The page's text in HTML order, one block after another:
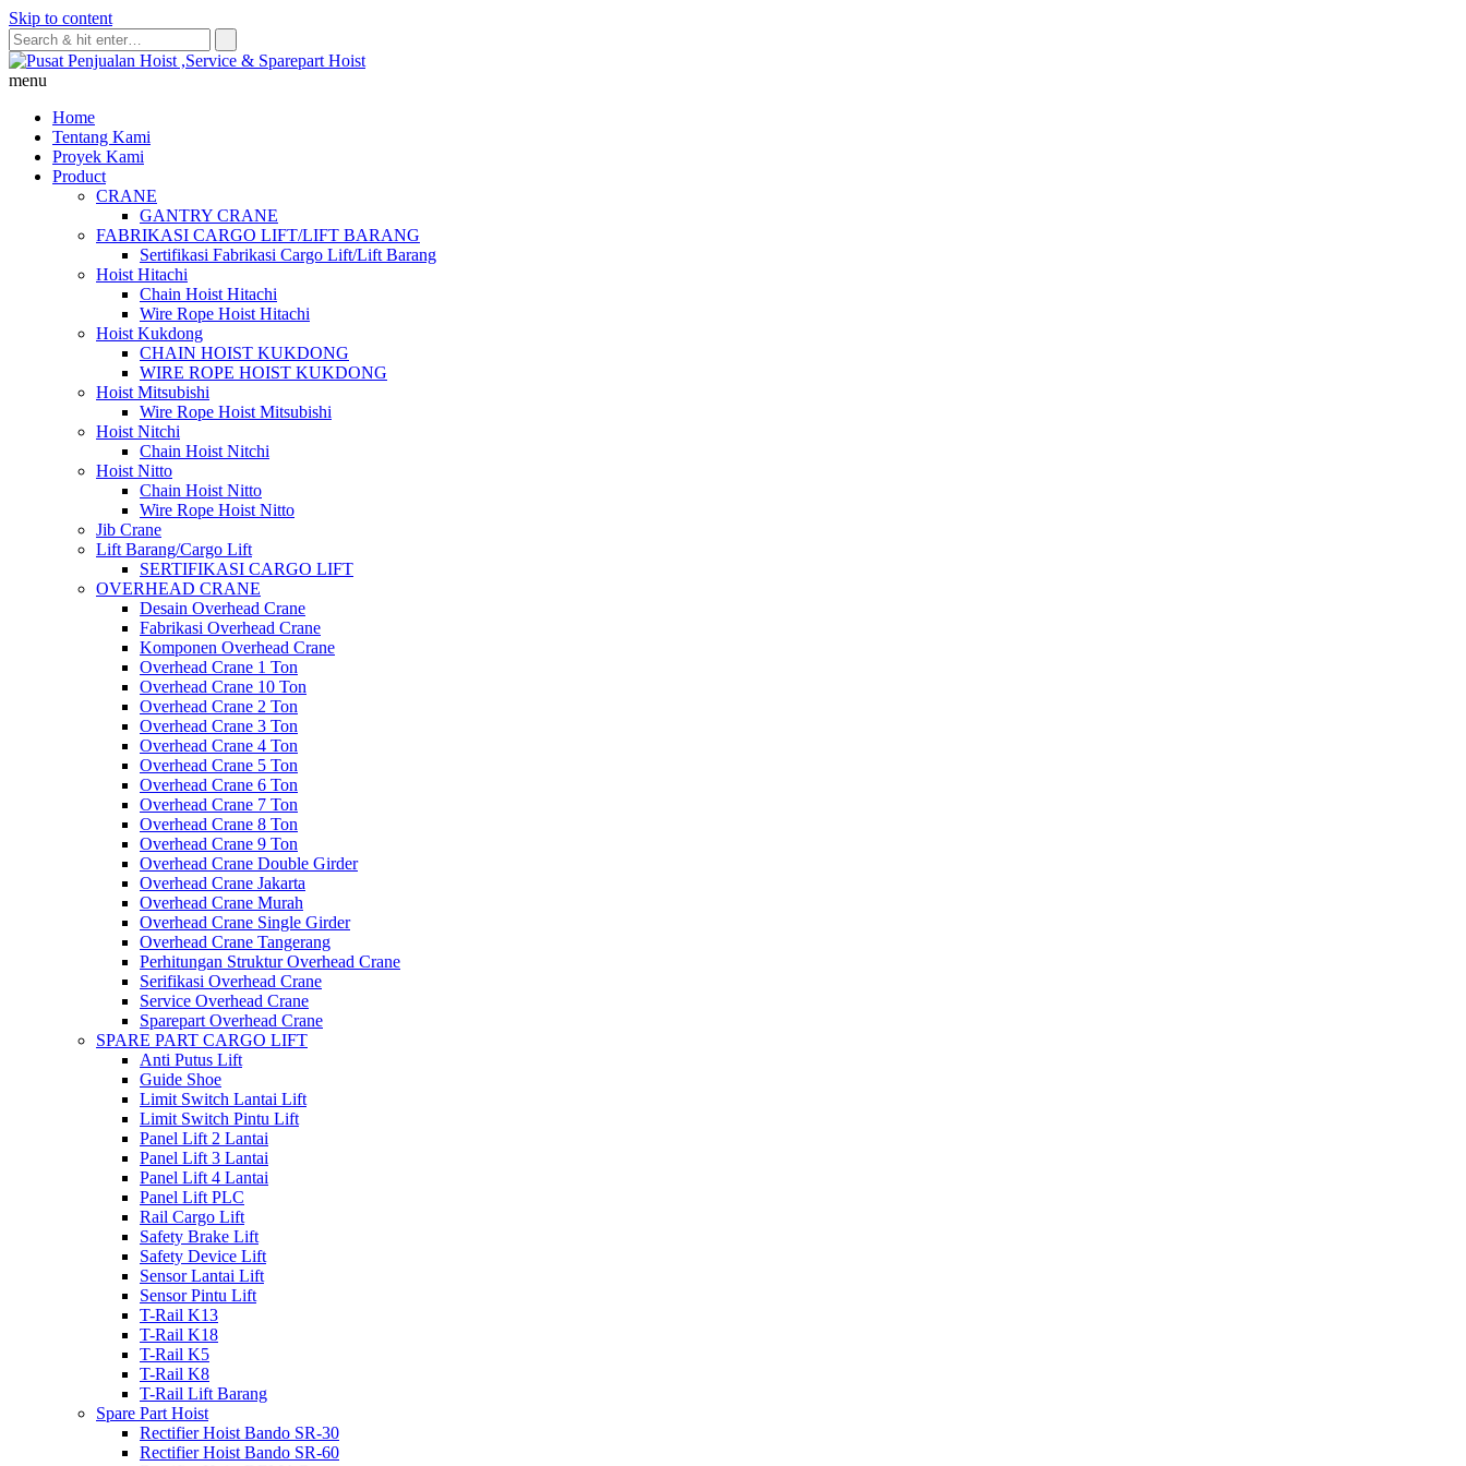
Skip to content
menu
Home
Tentang Kami
Proyek Kami
Product
CRANE
GANTRY CRANE
FABRIKASI CARGO LIFT/LIFT BARANG
Sertifikasi Fabrikasi Cargo Lift/Lift Barang
Hoist Hitachi
Chain Hoist Hitachi
Wire Rope Hoist Hitachi
Hoist Kukdong
CHAIN HOIST KUKDONG
WIRE ROPE HOIST KUKDONG
Hoist Mitsubishi
Wire Rope Hoist Mitsubishi
Hoist Nitchi
Chain Hoist Nitchi
Hoist Nitto
Chain Hoist Nitto
Wire Rope Hoist Nitto
Jib Crane
Lift Barang/Cargo Lift
SERTIFIKASI CARGO LIFT
OVERHEAD CRANE
Desain Overhead Crane
Fabrikasi Overhead Crane
Komponen Overhead Crane
Overhead Crane 1 Ton
Overhead Crane 10 Ton
Overhead Crane 2 Ton
Overhead Crane 3 Ton
Overhead Crane 4 Ton
Overhead Crane 5 Ton
Overhead Crane 6 Ton
Overhead Crane 7 Ton
Overhead Crane 8 Ton
Overhead Crane 9 Ton
Overhead Crane Double Girder
Overhead Crane Jakarta
Overhead Crane Murah
Overhead Crane Single Girder
Overhead Crane Tangerang
Perhitungan Struktur Overhead Crane
Serifikasi Overhead Crane
Service Overhead Crane
Sparepart Overhead Crane
SPARE PART CARGO LIFT
Anti Putus Lift
Guide Shoe
Limit Switch Lantai Lift
Limit Switch Pintu Lift
Panel Lift 2 Lantai
Panel Lift 3 Lantai
Panel Lift 4 Lantai
Panel Lift PLC
Rail Cargo Lift
Safety Brake Lift
Safety Device Lift
Sensor Lantai Lift
Sensor Pintu Lift
T-Rail K13
T-Rail K18
T-Rail K5
T-Rail K8
T-Rail Lift Barang
Spare Part Hoist
Rectifier Hoist Bando SR-30
Rectifier Hoist Bando SR-60